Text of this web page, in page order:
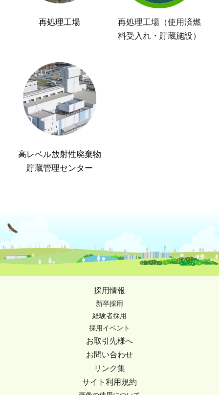
再処理工場
再処理工場（使用済燃
料受入れ・貯蔵施設）
高レベル放射性廃棄物
貯蔵管理センター
採用情報
新卒採用
経験者採用
採用イベント
お取引先様へ
お問い合わせ
リンク集
サイト利用規約